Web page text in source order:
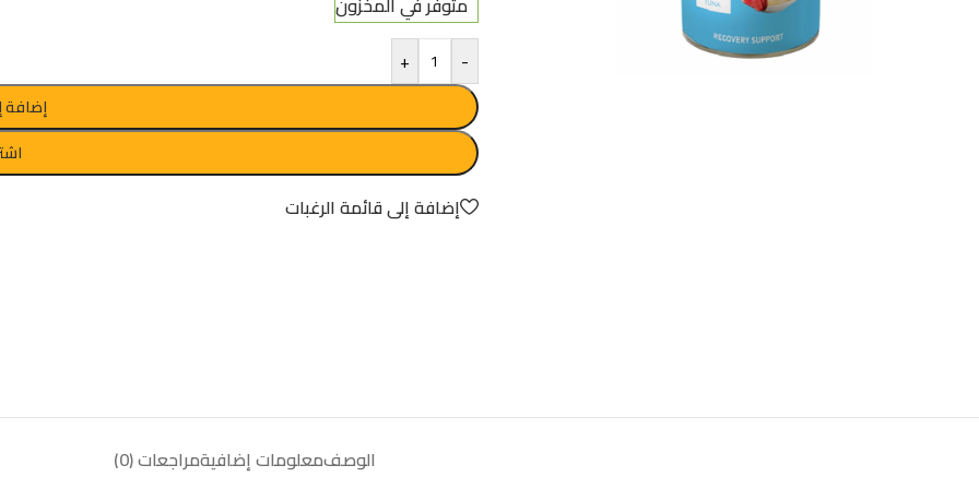
-
+
إضافة
إضافة إلى قائمة الرغبات
الوصفمعلومات إضافيةمراجعات (0)